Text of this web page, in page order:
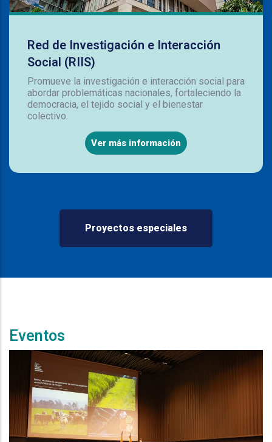
Red de Investigación e Interacción
Social (RIIS)
Promueve la investigación e interacción social para
abordar problemáticas nacionales, fortaleciendo la
democracia, el tejido social y el bienestar
colectivo.
Ver más información
Proyectos especiales
Eventos